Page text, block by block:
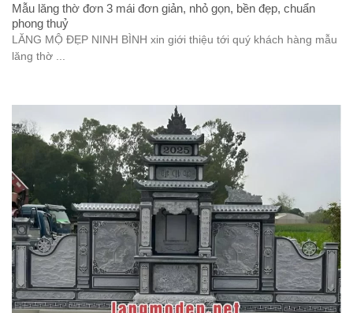
Mẫu lăng thờ đơn 3 mái đơn giản, nhỏ gọn, bền đẹp, chuẩn
phong thuỷ
LĂNG MỘ ĐẸP NINH BÌNH xin giới thiệu tới quý khách hàng mẫu
lăng thờ ...